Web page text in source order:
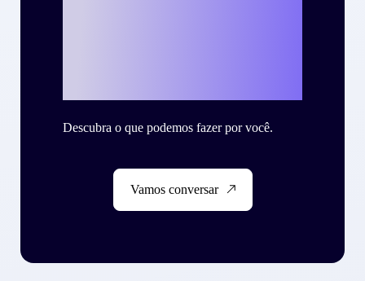
Descubra o que podemos fazer por você.
Vamos conversar